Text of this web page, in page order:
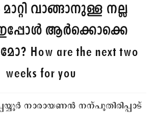
വാങ്ങാനുള്ള നല്ല
ആർക്കൊക്കെ
How are the next two
weeks for you
നാരായണൻ നന്പൂതിരിപ്പാട്